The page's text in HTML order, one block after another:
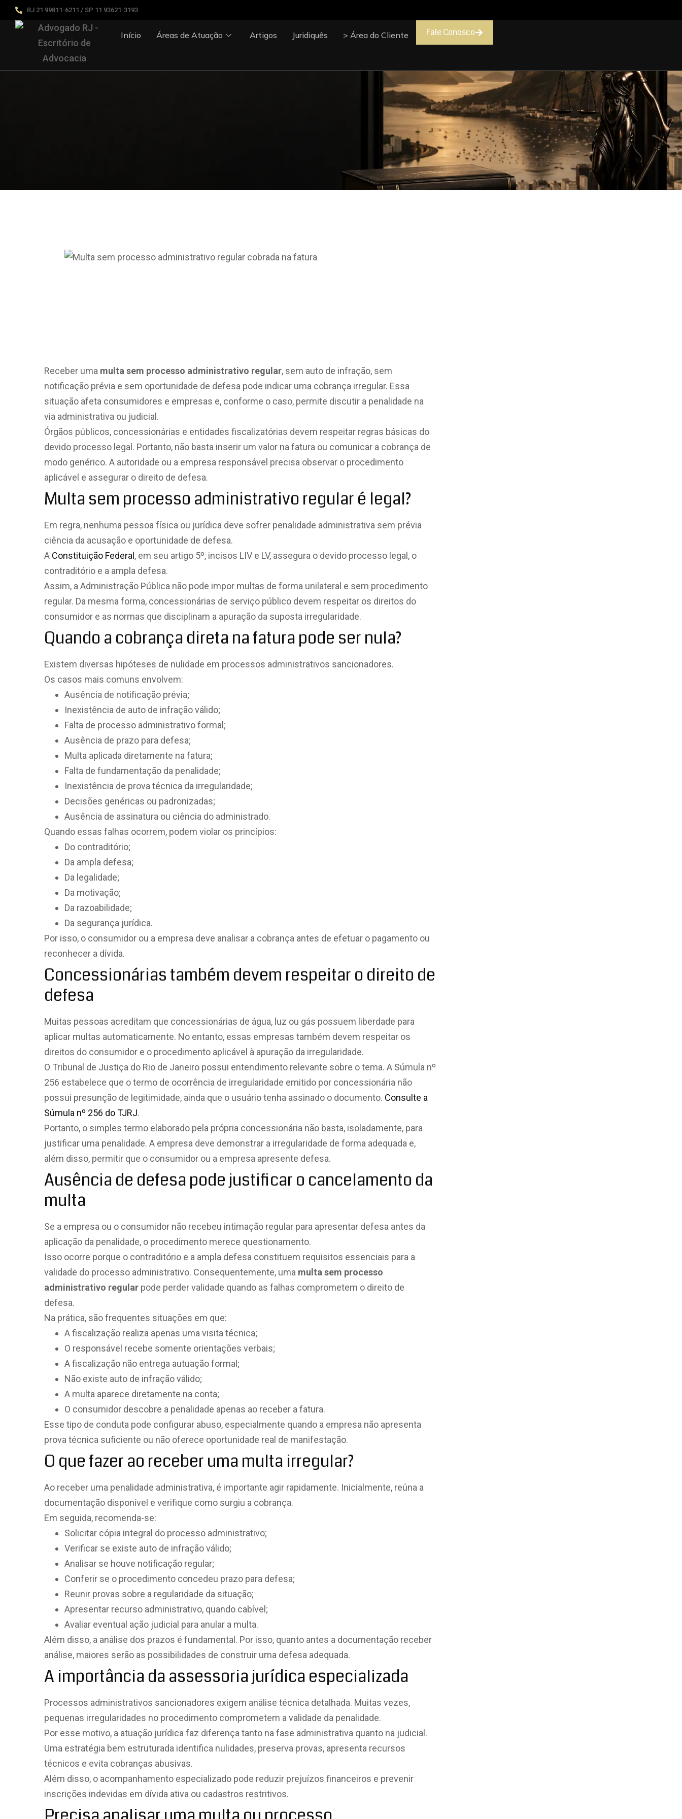
RJ 21 99811-6211 / SP 11 93621-3193
Início Áreas de Atuação Artigos Juridiquês > Área do Cliente Fale Conosco
Receber uma multa sem processo administrativo regular, sem auto de infração, sem
notificação prévia e sem oportunidade de defesa pode indicar uma cobrança irregular. Essa
situação afeta consumidores e empresas e, conforme o caso, permite discutir a penalidade na
via administrativa ou judicial.
Órgãos públicos, concessionárias e entidades fiscalizatórias devem respeitar regras básicas do
devido processo legal. Portanto, não basta inserir um valor na fatura ou comunicar a cobrança de
modo genérico. A autoridade ou a empresa responsável precisa observar o procedimento
aplicável e assegurar o direito de defesa.
Multa sem processo administrativo regular é legal?
Em regra, nenhuma pessoa física ou jurídica deve sofrer penalidade administrativa sem prévia
ciência da acusação e oportunidade de defesa.
A Constituição Federal , em seu artigo 5º, incisos LIV e LV, assegura o devido processo legal, o
contraditório e a ampla defesa.
Assim, a Administração Pública não pode impor multas de forma unilateral e sem procedimento
regular. Da mesma forma, concessionárias de serviço público devem respeitar os direitos do
consumidor e as normas que disciplinam a apuração da suposta irregularidade.
Quando a cobrança direta na fatura pode ser nula?
Existem diversas hipóteses de nulidade em processos administrativos sancionadores.
Os casos mais comuns envolvem:
Ausência de notificação prévia;
Inexistência de auto de infração válido;
Falta de processo administrativo formal;
Ausência de prazo para defesa;
Multa aplicada diretamente na fatura;
Falta de fundamentação da penalidade;
Inexistência de prova técnica da irregularidade;
Decisões genéricas ou padronizadas;
Ausência de assinatura ou ciência do administrado.
Quando essas falhas ocorrem, podem violar os princípios:
Do contraditório;
Da ampla defesa;
Da legalidade;
Da motivação;
Da razoabilidade;
Da segurança jurídica.
Por isso, o consumidor ou a empresa deve analisar a cobrança antes de efetuar o pagamento ou
reconhecer a dívida.
Concessionárias também devem respeitar o direito de
defesa
Muitas pessoas acreditam que concessionárias de água, luz ou gás possuem liberdade para
aplicar multas automaticamente. No entanto, essas empresas também devem respeitar os
direitos do consumidor e o procedimento aplicável à apuração da irregularidade.
O Tribunal de Justiça do Rio de Janeiro possui entendimento relevante sobre o tema. A Súmula nº
256 estabelece que o termo de ocorrência de irregularidade emitido por concessionária não
possui presunção de legitimidade, ainda que o usuário tenha assinado o documento. Consulte a
Súmula nº 256 do TJRJ.
Portanto, o simples termo elaborado pela própria concessionária não basta, isoladamente, para
justificar uma penalidade. A empresa deve demonstrar a irregularidade de forma adequada e,
além disso, permitir que o consumidor ou a empresa apresente defesa.
Ausência de defesa pode justificar o cancelamento da
multa
Se a empresa ou o consumidor não recebeu intimação regular para apresentar defesa antes da
aplicação da penalidade, o procedimento merece questionamento.
Isso ocorre porque o contraditório e a ampla defesa constituem requisitos essenciais para a
validade do processo administrativo. Consequentemente, uma multa sem processo
administrativo regular pode perder validade quando as falhas comprometem o direito de
defesa.
Na prática, são frequentes situações em que:
A fiscalização realiza apenas uma visita técnica;
O responsável recebe somente orientações verbais;
A fiscalização não entrega autuação formal;
Não existe auto de infração válido;
A multa aparece diretamente na conta;
O consumidor descobre a penalidade apenas ao receber a fatura.
Esse tipo de conduta pode configurar abuso, especialmente quando a empresa não apresenta
prova técnica suficiente ou não oferece oportunidade real de manifestação.
O que fazer ao receber uma multa irregular?
Ao receber uma penalidade administrativa, é importante agir rapidamente. Inicialmente, reúna a
documentação disponível e verifique como surgiu a cobrança.
Em seguida, recomenda-se:
Solicitar cópia integral do processo administrativo;
Verificar se existe auto de infração válido;
Analisar se houve notificação regular;
Conferir se o procedimento concedeu prazo para defesa;
Reunir provas sobre a regularidade da situação;
Apresentar recurso administrativo, quando cabível;
Avaliar eventual ação judicial para anular a multa.
Além disso, a análise dos prazos é fundamental. Por isso, quanto antes a documentação receber
análise, maiores serão as possibilidades de construir uma defesa adequada.
A importância da assessoria jurídica especializada
Processos administrativos sancionadores exigem análise técnica detalhada. Muitas vezes,
pequenas irregularidades no procedimento comprometem a validade da penalidade.
Por esse motivo, a atuação jurídica faz diferença tanto na fase administrativa quanto na judicial.
Uma estratégia bem estruturada identifica nulidades, preserva provas, apresenta recursos
técnicos e evita cobranças abusivas.
Além disso, o acompanhamento especializado pode reduzir prejuízos financeiros e prevenir
inscrições indevidas em dívida ativa ou cadastros restritivos.